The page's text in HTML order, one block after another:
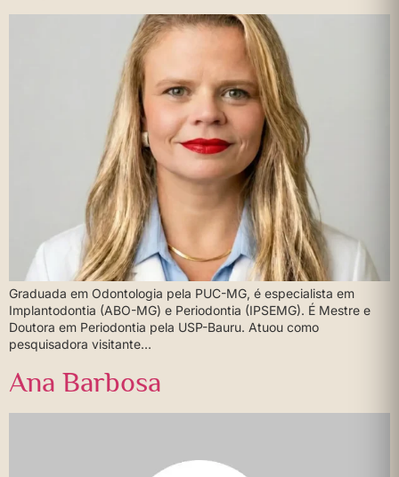
Graduada em Odontologia pela PUC-MG, é especialista em
Implantodontia (ABO-MG) e Periodontia (IPSEMG). É Mestre e
Doutora em Periodontia pela USP-Bauru. Atuou como
pesquisadora visitante…
Ana Barbosa